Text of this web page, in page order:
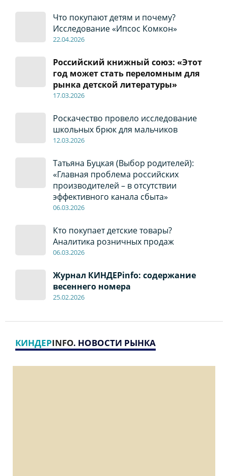
Что покупают детям и почему?
Исследование «Ипсос Комкон»
22.04.2026
Российский книжный союз: «Этот
год может стать переломным для
рынка детской литературы»
17.03.2026
Роскачество провело исследование
школьных брюк для мальчиков
12.03.2026
Татьяна Буцкая (Выбор родителей):
«Главная проблема российских
производителей – в отсутствии
эффективного канала сбыта»
06.03.2026
Кто покупает детские товары?
Аналитика розничных продаж
06.03.2026
Журнал КИНДЕРinfo: содержание
весеннего номера
25.02.2026
КИНДЕРINFO. НОВОСТИ РЫНКА